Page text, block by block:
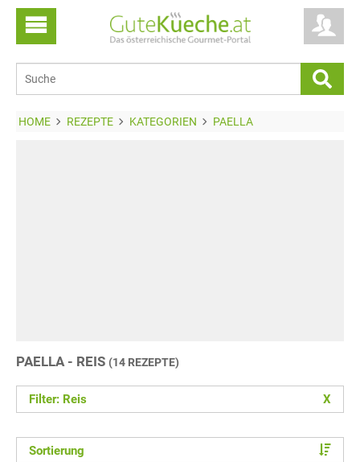
HOME REZEPTE KATEGORIEN PAELLA
PAELLA - REIS (14 REZEPTE)
Filter: Reis X
Sortierung